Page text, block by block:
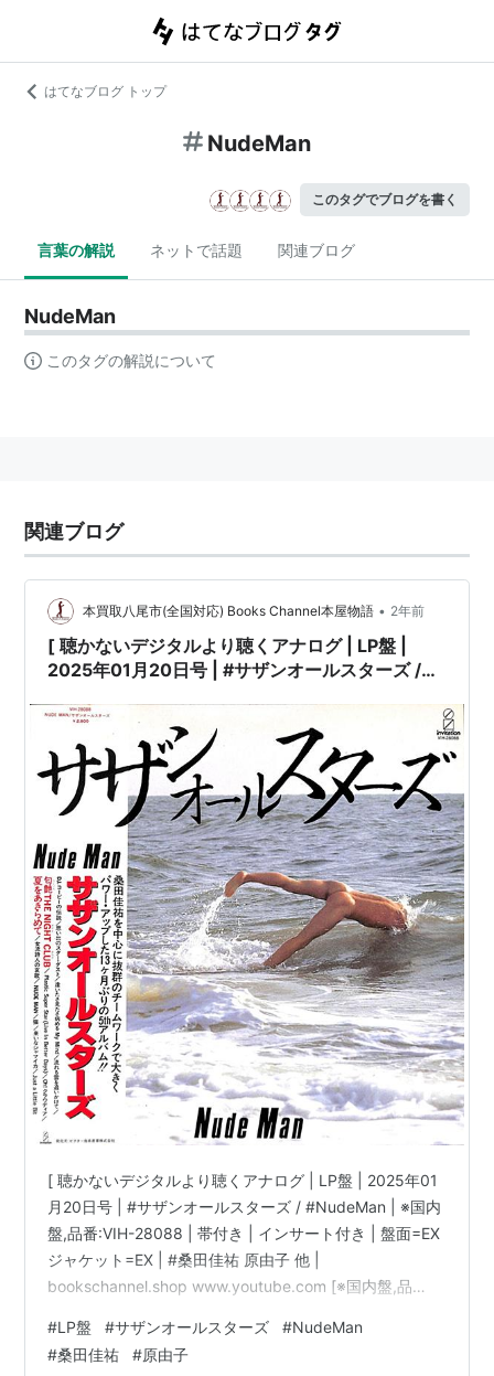
はてなブログ トップ
NudeMan
このタグでブログを書く
言葉の解説 ネットで話題 関連ブログ
NudeMan
このタグの解説について
関連ブログ
本買取八尾市(全国対応) Books Channel本屋物語 • 2年前
[ 聴かないデジタルより聴くアナログ | LP盤 |
2025年01月20日号 | #サザンオールスターズ /
| インサート付き | 盤面=EX ジャケット=EX | #桑
田佳祐 原由子 他 |
[ 聴かないデジタルより聴くアナログ | LP盤 | 2025年01
月20日号 | #サザンオールスターズ / #NudeMan | ※国内
盤,品番:VIH-28088 | 帯付き | インサート付き | 盤面=EX
ジャケット=EX | #桑田佳祐 原由子 他 |
bookschannel.shop www.youtube.com [※国内盤,品
シミ汚れ有][盤面=EX］［ジャケット=EX］［※保護内袋
を新品交換して配送致します］※［店舗併売の為、時間差
#LP盤 #サザンオールスターズ #NudeMan
#桑田佳祐 #原由子